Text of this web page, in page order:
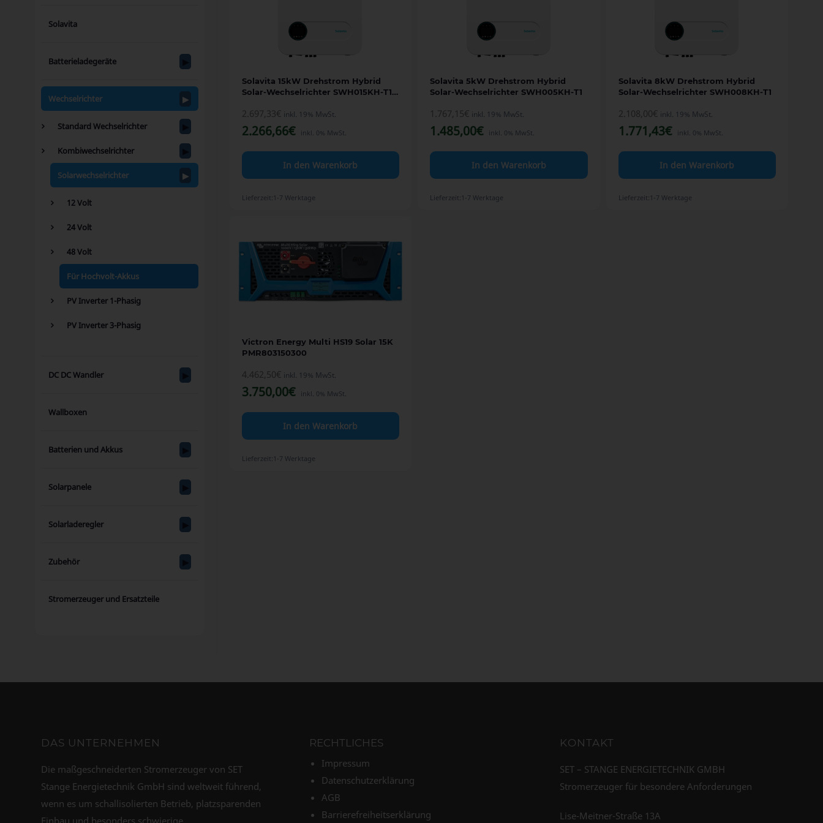
Solavita 15kW Drehstrom Hybrid
Solar-Wechselrichter SWH015KH-T1
2.697,33€ inkl. 19% MwSt.
2.266,66€ inkl. 0% MwSt.
In den Warenkorb
Lieferzeit: 1-7 Werktage
Solavita 5kW Drehstrom Hybrid
Solar-Wechselrichter SWH005KH-T1
1.767,15€ inkl. 19% MwSt.
1.485,00€ inkl. 0% MwSt.
In den Warenkorb
Lieferzeit: 1-7 Werktage
Solavita 8kW Drehstrom Hybrid
Solar-Wechselrichter SWH008KH-T1
2.108,00€ inkl. 19% MwSt.
1.771,43€ inkl. 0% MwSt.
In den Warenkorb
Lieferzeit: 1-7 Werktage
Victron Energy Multi HS19 Solar 15K
PMR803150300
4.462,50€ inkl. 19% MwSt.
3.750,00€ inkl. 0% MwSt.
In den Warenkorb
Lieferzeit: 1-7 Werktage
Solavita
Batterieladegeräte
Wechselrichter
Standard Wechselrichter
Kombiwechselrichter
Solarwechselrichter
12 Volt
24 Volt
48 Volt
Für Hochvolt-Akkus
PV Inverter 1-Phasig
PV Inverter 3-Phasig
DC DC Wandler
Wallboxen
Batterien und Akkus
Solarpanele
Solarladeregler
Zubehör
Stromerzeuger und Ersatzteile
DAS UNTERNEHMEN
Die maßgeschneiderten Stromerzeuger von SET
Stange Energietechnik GmbH sind weltweit führend,
wenn es um schallisolierten Betrieb, platzsparenden
Einbau und besonders schwierige
RECHTLICHES
Impressum
Datenschutzerklärung
AGB
Barrierefreiheitserklärung
KONTAKT
SET – STANGE ENERGIETECHNIK GMBH
Stromerzeuger für besondere Anforderungen
Lise-Meitner-Straße 13A